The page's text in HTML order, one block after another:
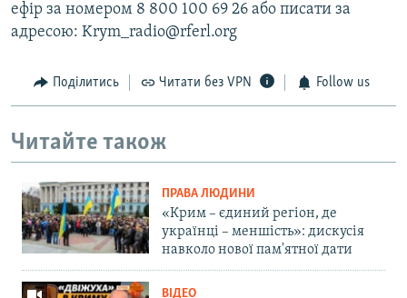
ефір за номером 8 800 100 69 26 або писати за
адресою: Krym_radio@rferl.org
Поділитись Читати без VPN Follow us
Читайте також
ПРАВА ЛЮДИНИ
«Крим – єдиний регіон, де
українці – меншість»: дискусія
навколо нової пам'ятної дати
ВІДЕО